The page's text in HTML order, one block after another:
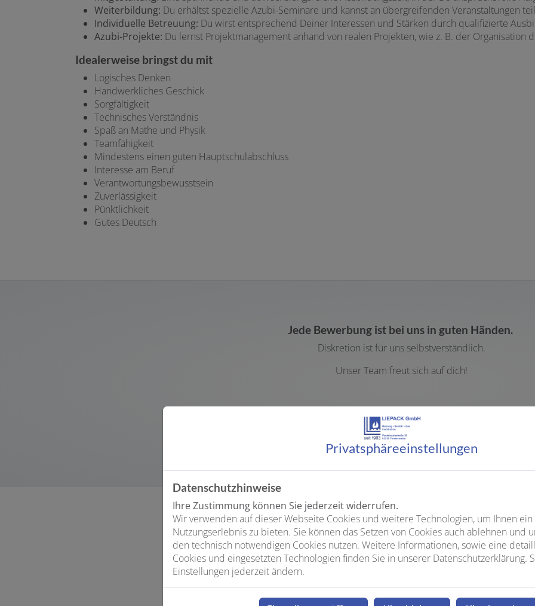
Weiterbildung: Du erhältst spezielle Azubi-Seminare und kannst an übergreifenden Veranstaltungen
Individuelle Betreuung: Du wirst entsprechend Deiner Interessen und Stärken durch qualifizierte
Azubi-Projekte: Du lernst Projektmanagement anhand von realen Projekten, wie z. B. der Organisation
Idealerweise bringst du mit
Logisches Denken
Handwerkliches Geschick
Sorgfältigkeit
Technisches Verständnis
Spaß an Mathe und Physik
Teamfähigkeit
Mindestens einen guten Hauptschulabschluss
Interesse am Beruf
Verantwortungsbewusstsein
Zuverlässigkeit
Pünktlichkeit
Gutes Deutsch
Jede Bewerbung ist bei uns in guten Händen.
Diskretion ist für uns selbstverständlich.
Unser Team freut sich auf dich!
Jetzt bewerben!
Persönlicher Ansprechpartner
Privatsphäre­einstellungen
Datenschutzhinweise
Ihre Zustimmung können Sie jederzeit widerrufen.
Wir verwenden auf dieser Webseite Cookies und weitere Technologien, um Ihnen
Nutzungserlebnis zu bieten. Sie können das Setzen von Cookies auch ablehnen und
den technisch notwendigen Cookies nutzen. Weitere Informationen, sowie eine
Cookies und eingesetzten Technologien finden Sie in unserer Datenschutzerklärung.
Einstellungen jederzeit ändern.